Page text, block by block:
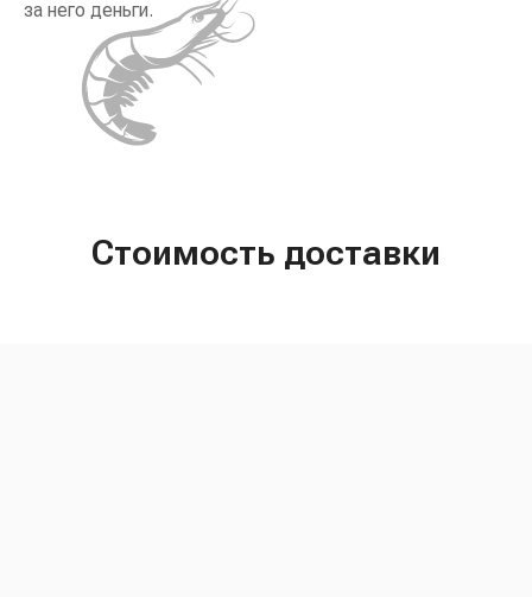
за него деньги.
Стоимость доставки